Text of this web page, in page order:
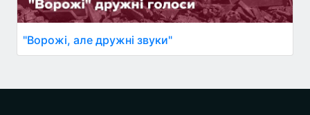
"Ворожі, але дружні звуки"